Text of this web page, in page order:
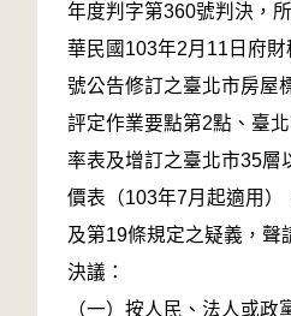
年度判字第360號判決，
華民國103年2月11日府
號公告修訂之臺北市房屋
評定作業要點第2點、臺
率表及增訂之臺北市35層
價表（103年7月起適用）
及第19條規定之疑義，聲
決議：
（一）按人民、法人或政